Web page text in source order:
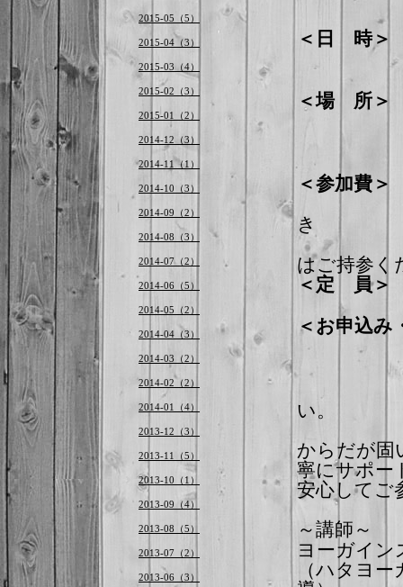
＜日 時
＜場 所
＜参加費
き
レン
はご持参く
＜定 員
（最
＜お申込
い。
からだが固
寧にサポー
安心してご
～講師
ヨーガイ
（ハタヨ
2015-05（5）
2015-04（3）
2015-03（4）
2015-02（3）
2015-01（2）
2014-12（3）
2014-11（1）
2014-10（3）
2014-09（2）
2014-08（3）
2014-07（2）
2014-06（5）
2014-05（2）
2014-04（3）
2014-03（2）
2014-02（2）
2014-01（4）
2013-12（3）
2013-11（5）
2013-10（1）
2013-09（4）
2013-08（5）
2013-07（2）
2013-06（3）